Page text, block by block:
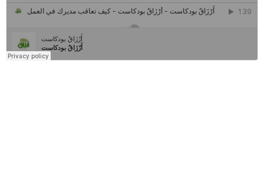
مركز جروان للثقافة والفنون | نموذج المركز القروي الريادي في الثقافة